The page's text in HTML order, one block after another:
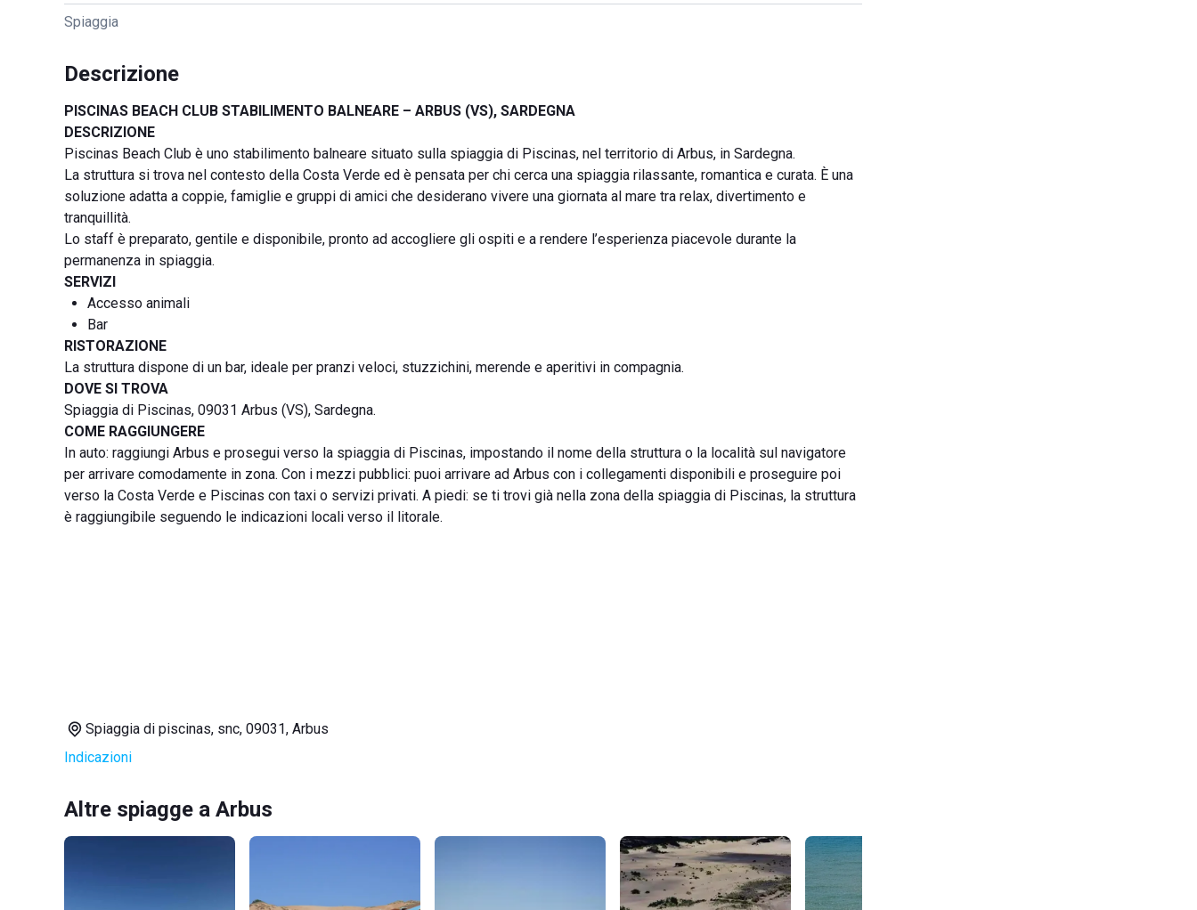
Spiaggia
Descrizione
PISCINAS BEACH CLUB STABILIMENTO BALNEARE – ARBUS (VS), SARDEGNA
DESCRIZIONE
Piscinas Beach Club è uno stabilimento balneare situato sulla spiaggia di Piscinas, nel territorio di Arbus, in Sardegna.
La struttura si trova nel contesto della Costa Verde ed è pensata per chi cerca una spiaggia rilassante, romantica e curata. È una
soluzione adatta a coppie, famiglie e gruppi di amici che desiderano vivere una giornata al mare tra relax, divertimento e
tranquillità.
Lo staff è preparato, gentile e disponibile, pronto ad accogliere gli ospiti e a rendere l’esperienza piacevole durante la
permanenza in spiaggia.
SERVIZI
Accesso animali
Bar
RISTORAZIONE
La struttura dispone di un bar, ideale per pranzi veloci, stuzzichini, merende e aperitivi in compagnia.
DOVE SI TROVA
Spiaggia di Piscinas, 09031 Arbus (VS), Sardegna.
COME RAGGIUNGERE
In auto: raggiungi Arbus e prosegui verso la spiaggia di Piscinas, impostando il nome della struttura o la località sul navigatore
per arrivare comodamente in zona. Con i mezzi pubblici: puoi arrivare ad Arbus con i collegamenti disponibili e proseguire poi
verso la Costa Verde e Piscinas con taxi o servizi privati. A piedi: se ti trovi già nella zona della spiaggia di Piscinas, la struttura
è raggiungibile seguendo le indicazioni locali verso il litorale.
Spiaggia di piscinas, snc, 09031, Arbus
Indicazioni
Altre spiagge a Arbus